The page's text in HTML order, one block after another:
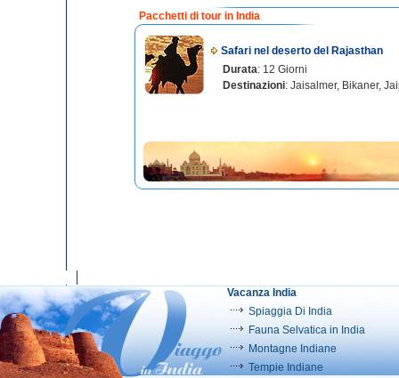
Pacchetti di tour in India
Safari nel deserto del Rajasthan
Durata: 12 Giorni
Destinazioni: Jaisalmer, Bikaner,
Vacanza India
Spiaggia Di India
Fauna Selvatica in India
Montagne Indiane
Tempie Indiane